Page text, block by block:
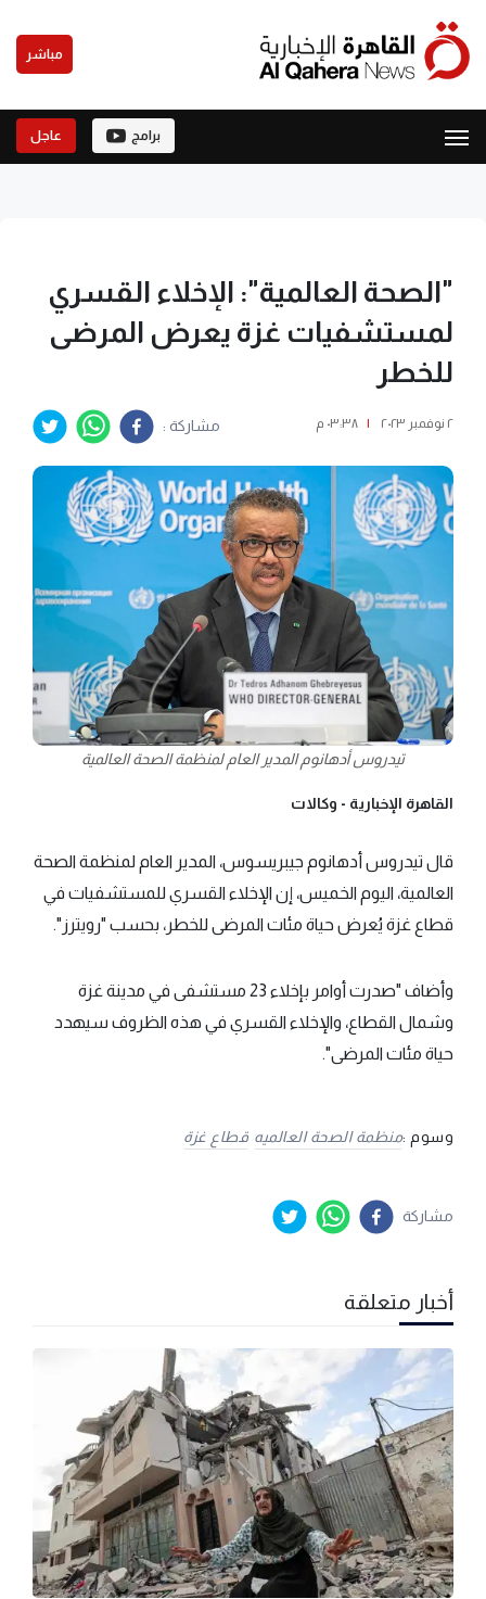
مباشر
برامج عاجل
"الصحة العالمية": الإخلاء القسري
لمستشفيات غزة يعرض المرضى
للخطر
٢ نوفمبر ٢٠٢٣ | ٠٣:٣٨ م مشاركة :
تيدروس أدهانوم المدير العام لمنظمة الصحة العالمية
القاهرة الإخبارية - وكالات
قال تيدروس أدهانوم جيبريسوس، المدير العام لمنظمة الصحة
العالمية، اليوم الخميس، إن الإخلاء القسري للمستشفيات في
قطاع غزة يُعرض حياة مئات المرضى للخطر، بحسب "رويترز".
وأضاف "صدرت أوامر بإخلاء 23 مستشفى في مدينة غزة
وشمال القطاع، والإخلاء القسري في هذه الظروف سيهدد
حياة مئات المرضى".
وسوم :منظمة الصحة العالميه قطاع غزة
مشاركة
أخبار متعلقة